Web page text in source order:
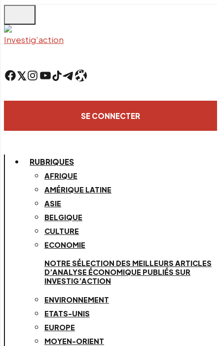
to
main
Facebook Twitter Instagram YouTube TikTok TelegramLien
SE CONNECTER
RUBRIQUES
AFRIQUE
AMÉRIQUE LATINE
ASIE
BELGIQUE
CULTURE
ECONOMIE
NOTRE SÉLECTION DES MEILLEURS ARTICLES
D’ANALYSE ÉCONOMIQUE PUBLIÉS SUR
INVESTIG’ACTION
ENVIRONNEMENT
ETATS-UNIS
EUROPE
MOYEN-ORIENT